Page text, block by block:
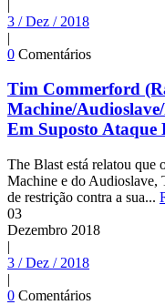
3 / Dez / 2018
|
0 Comentários
Tim Commerford
Machine/
Em Suposto Ataque
The Blast está relatou que
Machine e do Audioslave,
de restrição contra a sua...
03
Dezembro 2018
|
3 / Dez / 2018
|
0 Comentários